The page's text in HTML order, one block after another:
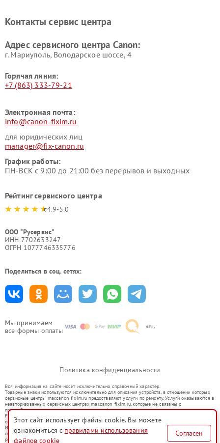
Мы принимаем
все формы оплаты
Контакты сервис центра
Адрес сервисного центра Canon:
г. Мариуполь, Володарское шоссе, 4
Горячая линия:
+7 (863) 333-79-21
Электронная почта:
info@canon-fixim.ru
для юридических лиц
manager@fix-canon.ru
График работы:
ПН-ВСК с 9:00 до 21:00 без перерывов и выходных
Рейтинг сервисного центра
4.9-5.0
ООО "Русервис"
ИНН 7702633247
ОГРН 1077746335776
Поделиться в соц. сетях:
Политика конфиденциальности
Вся информация на сайте носит исключительно справочный характер.
Товарные знаки используются исключительно для описания устройств, в отношении которых
сервисные центры mar.canon-fixim.ru предоставляют услуги по ремонту. Услуги оказываются в
неавторизованных сервисных центрах mar.canon-fixim.ru, которые не связаны с
правообладателями товарных знаков или их официальными представителями.
Ремонт осуществляется для устройств, уже введенных в гражданский оборот в соответствии
со статьей 1487 ГК РФ.
Использование товарных знаков не преследует цели индивидуализации услуг или введения
потребителей в заблуждение, а служит для информирования о предоставляемых услугах по
ремонту техники указанных брендов.
Этот сайт использует файлы cookie. Вы можете
ознакомиться с правилами использования
файлов cookie
Согласен